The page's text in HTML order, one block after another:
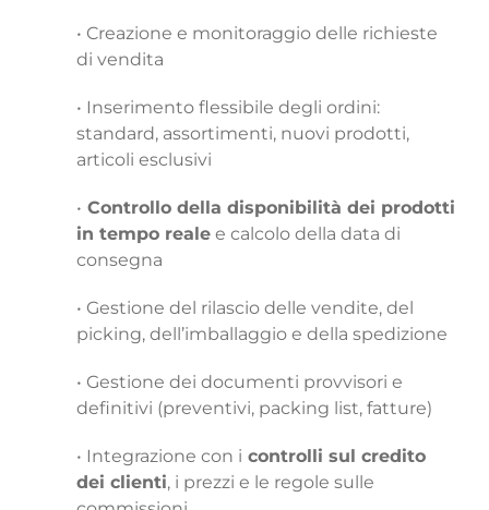
• Creazione e monitoraggio delle richieste
di vendita
• Inserimento flessibile degli ordini:
standard, assortimenti, nuovi prodotti,
articoli esclusivi
• Controllo della disponibilità dei prodotti
in tempo reale e calcolo della data di
consegna
• Gestione del rilascio delle vendite, del
picking, dell’imballaggio e della spedizione
• Gestione dei documenti provvisori e
definitivi (preventivi, packing list, fatture)
• Integrazione con i controlli sul credito
dei clienti, i prezzi e le regole sulle